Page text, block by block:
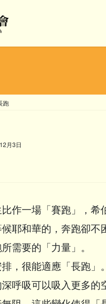
跑
月3日
作一場「賽跑」，
耶和華的，奔跑卻
需要的「力量」。
，很能適應「長跑
呼吸可以吸入更多的